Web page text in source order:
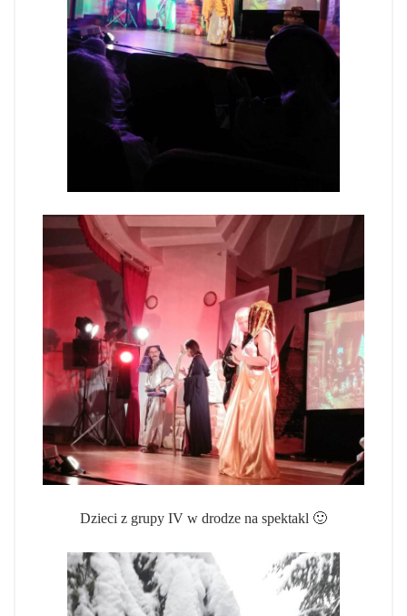
Dzieci z grupy IV w drodze na spektakl 🙂